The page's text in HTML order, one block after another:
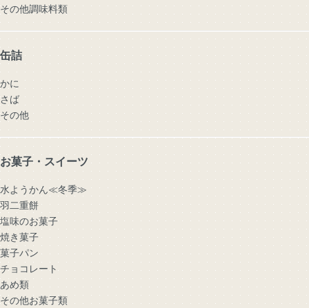
その他調味料類
缶詰
かに
さば
その他
お菓子・スイーツ
水ようかん≪冬季≫
羽二重餅
塩味のお菓子
焼き菓子
菓子パン
チョコレート
あめ類
その他お菓子類